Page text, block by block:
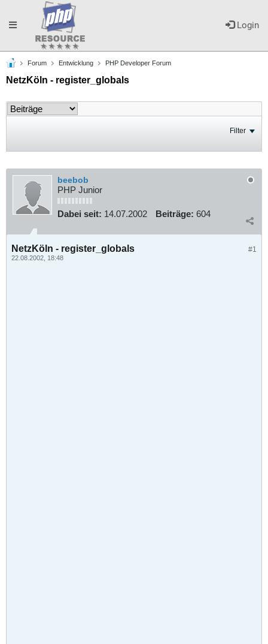
Login
Toggle
navigation
Forum Entwicklung PHP Developer Forum
NetzKöln - register_globals
Filter
beebob
PHP Junior
Dabei seit: 14.07.2002 Beiträge: 604
#1
NetzKöln - register_globals
22.08.2002, 18:48